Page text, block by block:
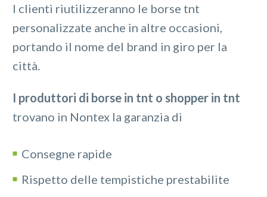
I clienti riutilizzeranno le borse tnt
personalizzate anche in altre occasioni,
portando il nome del brand in giro per la
città.
I produttori di borse in tnt o shopper in tnt
trovano in Nontex la garanzia di
Consegne rapide
Rispetto delle tempistiche prestabilite